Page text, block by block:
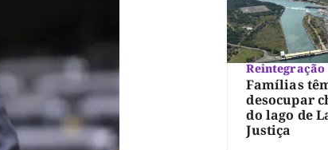
Reintegração
Famílias
desocupar
do lago de
Justiça